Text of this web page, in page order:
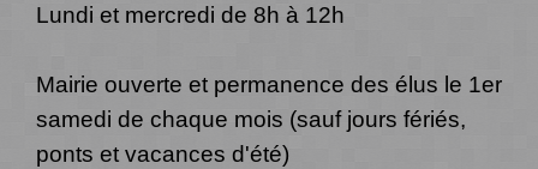
Lundi et mercredi de 8h à 12h
Mairie ouverte et permanence des élus le 1er
samedi de chaque mois (sauf jours fériés,
ponts et vacances d'été)